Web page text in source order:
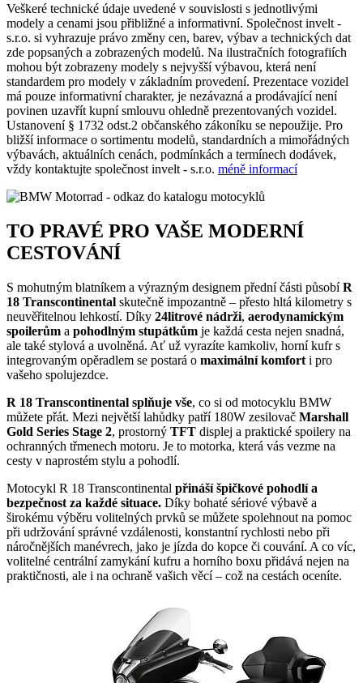
Veškeré technické údaje uvedené v souvislosti s jednotlivými
modely a cenami jsou přibližné a informativní. Společnost invelt -
s.r.o. si vyhrazuje právo změny cen, barev, výbav a technických dat
zde popsaných a zobrazených modelů. Na ilustračních fotografiích
mohou být zobrazeny modely s nejvyšší výbavou, která není
standardem pro modely v základním provedení. Prezentace vozidel
má pouze informativní charakter, je nezávazná a prodávající není
povinen uzavřít kupní smlouvu ohledně prezentovaných vozidel.
Ustanovení § 1732 odst.2 občanského zákoníku se nepoužije. Pro
bližší informace o sortimentu modelů, standardních a mimořádných
výbavách, aktuálních cenách, podmínkách a termínech dodávek,
vždy kontaktujte společnost invelt - s.r.o. méně informací
TO PRAVÉ PRO VAŠE MODERNÍ
CESTOVÁNÍ
S mohutným blatníkem a výrazným designem přední části působíR
18 Transcontinental skutečně impozantně – přesto hltá kilometry s
neuvěřitelnou lehkostí. Díky 24litrové nádrži, aerodynamickým
spoilerům a pohodlným stupátkům je každá cesta nejen snadná,
ale také stylová a uvolněná. Ať už vyrazíte kamkoliv, horní kufr s
integrovaným opěradlem se postará o maximální komfort i pro
vašeho spolujezdce.
R 18 Transcontinental splňuje vše, co si od motocyklu BMW
můžete přát. Mezi největší lahůdky patří 180W zesilovač Marshall
Gold Series Stage 2, prostorný TFT displej a praktické spoilery na
ochranných třmenech motoru. Je to motorka, která vás vezme na
cesty v naprostém stylu a pohodlí.
Motocykl R 18 Transcontinental přináší špičkové pohodlí a
bezpečnost za každé situace. Díky bohaté sériové výbavě a
širokému výběru volitelných prvků se můžete spolehnout na pomoc
při udržování správné vzdálenosti, konstantní rychlosti nebo při
náročnějších manévrech, jako je jízda do kopce či couvání. A co víc,
volitelné centrální zamykání kufru a horního boxu přidává nejen na
praktičnosti, ale i na ochraně vašich věcí – což na cestách oceníte.